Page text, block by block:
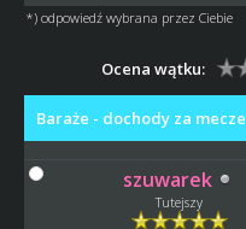
*) odpowiedź wybrana przez Ciebie
Ocena wątku:
Baraże - dochody za mecze
szuwarek
Tutejszy